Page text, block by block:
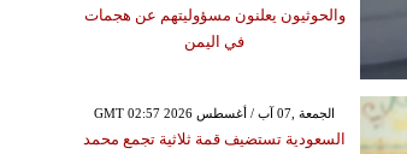
والحوثيون يعلنون مسؤوليتهم عن هجمات
في اليمن
GMT 02:57 2026 الجمعة ,07 آب / أغسطس
السعودية تستضيف قمة ثلاثية تجمع محمد